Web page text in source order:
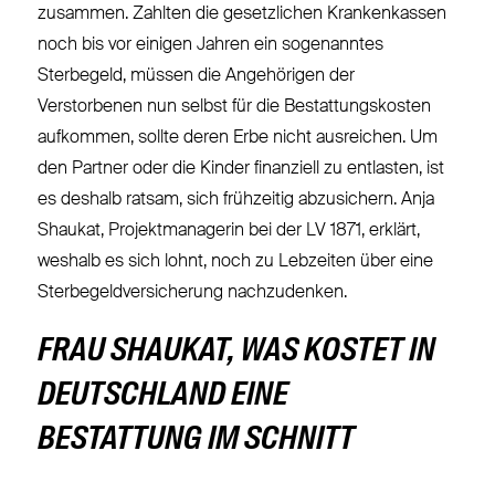
zusammen. Zahlten die gesetzlichen Krankenkassen
noch bis vor einigen Jahren ein sogenanntes
Sterbegeld, müssen die Angehörigen der
Verstorbenen nun selbst für die Bestattungskosten
aufkommen, sollte deren Erbe nicht ausreichen. Um
den Partner oder die Kinder finanziell zu entlasten, ist
es deshalb ratsam, sich frühzeitig abzusichern. Anja
Shaukat, Projektmanagerin bei der LV 1871, erklärt,
weshalb es sich lohnt, noch zu Lebzeiten über eine
Sterbegeldversicherung nachzudenken.
FRAU SHAUKAT, WAS KOSTET IN
DEUTSCHLAND EINE
BESTATTUNG IM SCHNITT